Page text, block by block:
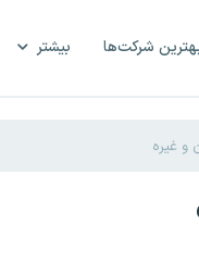
شرکت‌ها بیشتر